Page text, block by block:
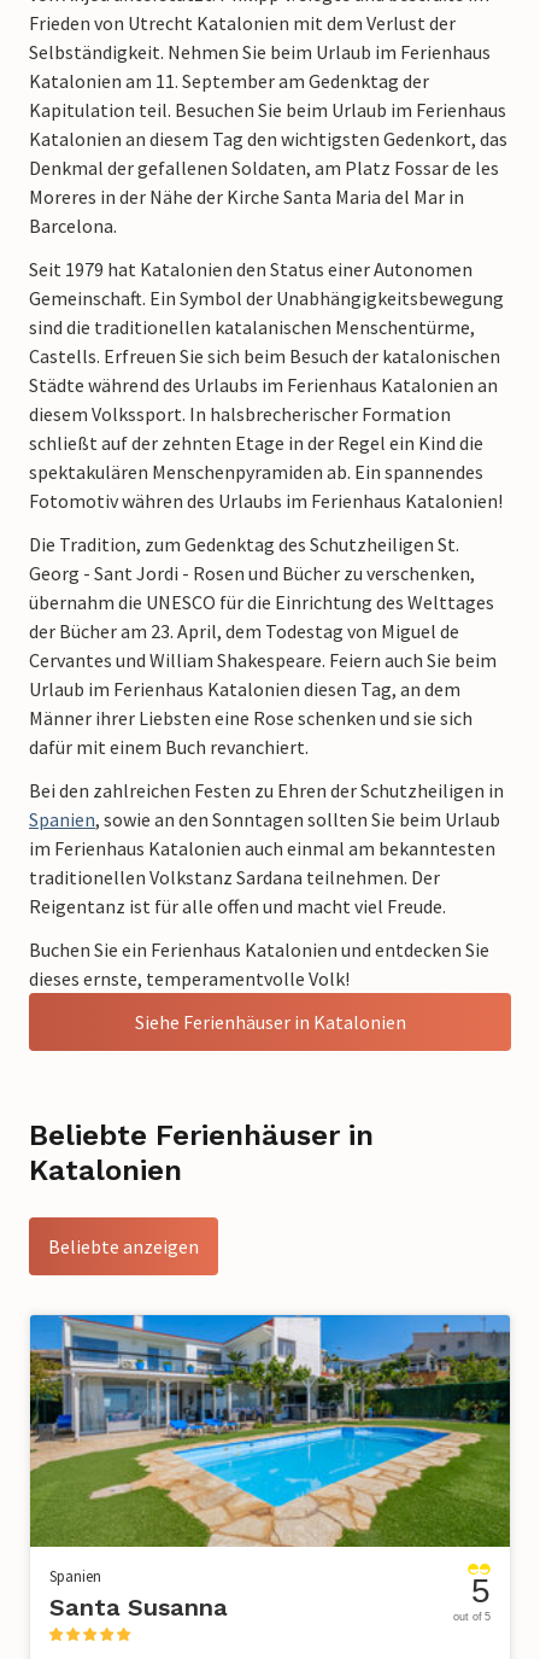
Frieden von Utrecht Katalonien mit dem Verlust der
Selbständigkeit. Nehmen Sie beim Urlaub im Ferienhaus
Katalonien am 11. September am Gedenktag der
Kapitulation teil. Besuchen Sie beim Urlaub im Ferienhaus
Katalonien an diesem Tag den wichtigsten Gedenkort, das
Denkmal der gefallenen Soldaten, am Platz Fossar de les
Moreres in der Nähe der Kirche Santa Maria del Mar in
Barcelona.
Seit 1979 hat Katalonien den Status einer Autonomen
Gemeinschaft. Ein Symbol der Unabhängigkeitsbewegung
sind die traditionellen katalanischen Menschentürme,
Castells. Erfreuen Sie sich beim Besuch der katalonischen
Städte während des Urlaubs im Ferienhaus Katalonien an
diesem Volkssport. In halsbrecherischer Formation
schließt auf der zehnten Etage in der Regel ein Kind die
spektakulären Menschenpyramiden ab. Ein spannendes
Fotomotiv währen des Urlaubs im Ferienhaus Katalonien!
Die Tradition, zum Gedenktag des Schutzheiligen St.
Georg - Sant Jordi - Rosen und Bücher zu verschenken,
übernahm die UNESCO für die Einrichtung des Welttages
der Bücher am 23. April, dem Todestag von Miguel de
Cervantes und William Shakespeare. Feiern auch Sie beim
Urlaub im Ferienhaus Katalonien diesen Tag, an dem
Männer ihrer Liebsten eine Rose schenken und sie sich
dafür mit einem Buch revanchiert.
Bei den zahlreichen Festen zu Ehren der Schutzheiligen in
Spanien, sowie an den Sonntagen sollten Sie beim Urlaub
im Ferienhaus Katalonien auch einmal am bekanntesten
traditionellen Volkstanz Sardana teilnehmen. Der
Reigentanz ist für alle offen und macht viel Freude.
Buchen Sie ein Ferienhaus Katalonien und entdecken Sie
dieses ernste, temperamentvolle Volk!
Siehe Ferienhäuser in Katalonien
Beliebte Ferienhäuser in
Katalonien
Beliebte anzeigen
Spanien
Santa Susanna 5
out of 5